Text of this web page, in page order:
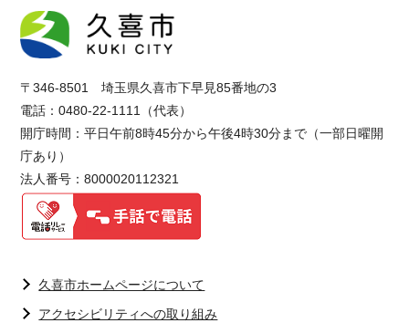
〒346-8501 埼玉県久喜市下早見85番地の3
電話：0480-22-1111（代表）
開庁時間：平日午前8時45分から午後4時30分まで（一部日曜開
庁あり）
法人番号：8000020112321
久喜市ホームページについて
アクセシビリティへの取り組み